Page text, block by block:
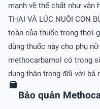
mạnh về thể chất như vận
THAI VÀ LÚC NUÔI CON
toàn của thuốc trong thời
dùng thuốc này cho phụ
methocarbamol có trong
dụng thận trọng đối với bà
Bảo quản